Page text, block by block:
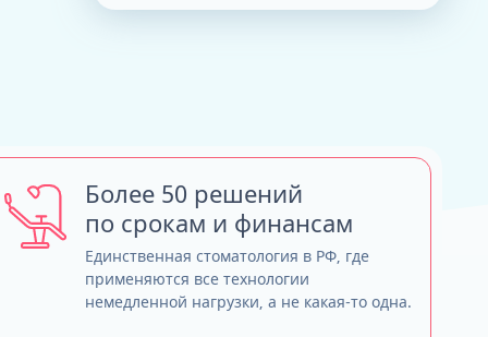
которыми мы работаем
Nobel Biocare (США)
Neodent (Бразилия/Швейцария)
Dentium (Юж. Корея)
Тюнинг зубных протезов - продляем
ТРГ и ортодонтический прогноз
Более 50 решений
по срокам и финансам
Единственная стоматология в РФ, где
применяются все технологии
немедленной нагрузки, а не какая-то одна.